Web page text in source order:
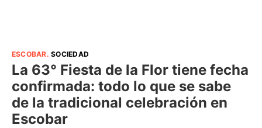
ESCOBAR.SOCIEDAD
La 63° Fiesta de la Flor tiene fecha
confirmada: todo lo que se sabe
de la tradicional celebración en
Escobar